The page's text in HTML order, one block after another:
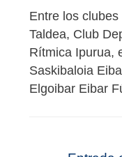
Entre los
Taldea, Club
Rítmica Ipurua,
Saskibaloia
Elgoibar Eibar